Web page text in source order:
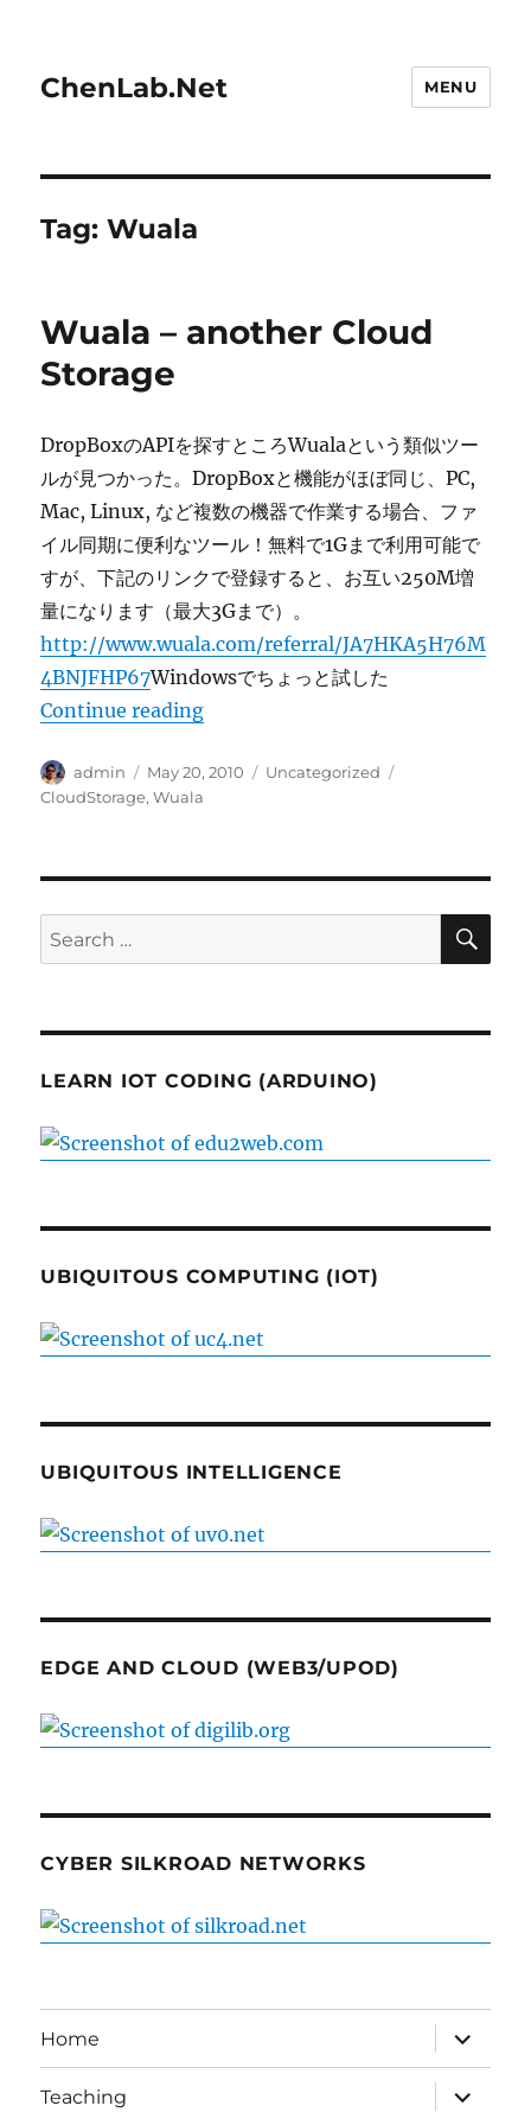
ChenLab.Net MENU
Tag:Wuala
Wuala – another Cloud
Storage
DropBoxのAPIを探すところWualaという類似ツー
ルが見つかった。DropBoxと機能がほぼ同じ、PC,
Mac, Linux, など複数の機器で作業する場合、ファ
イル同期に便利なツール！無料で1Gまで利用可能で
すが、下記のリンクで登録すると、お互い250M増
量になります（最大3Gまで）。
http://www.wuala.com/referral/JA7HKA5H76M
4BNJFHP67Windowsでちょっと試した
Continue reading“Wuala – another Cloud Storage”
Author
admin
Posted
on
May 20, 2010 Categories
Uncategorized
CloudStorage,Wuala
Search
for:
LEARN IOT CODING (ARDUINO)
UBIQUITOUS COMPUTING (IOT)
UBIQUITOUS INTELLIGENCE
EDGE AND CLOUD (WEB3/UPOD)
CYBER SILKROAD NETWORKS
Home
expand
child
menu
Teaching
expand
child